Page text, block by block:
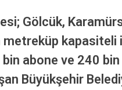
Gölcük,
kapasiteli
abone ve 240
Büyükşehir